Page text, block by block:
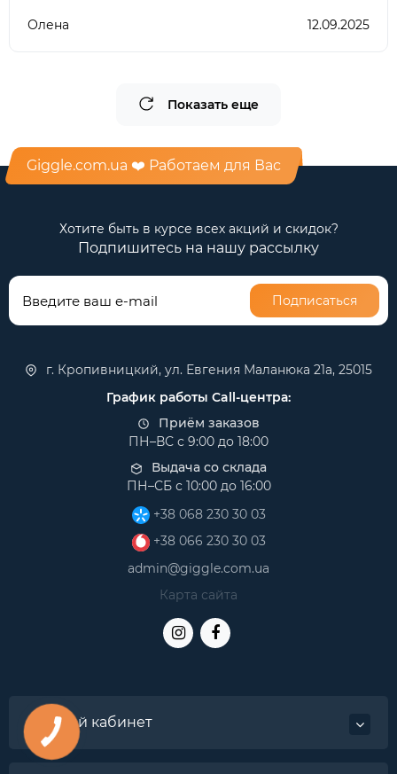
тепер шукати дану інформацію в
Олена 12.09.2025
Показать еще
Giggle.com.ua ❤️ Работаем для Вас
Хотите быть в курсе всех акций и скидок?
Подпишитесь на нашу рассылку
Подписаться
г. Кропивницкий, ул. Евгения Маланюка 21а, 25015
График работы Call-центра:
Приём заказов
ПН–ВС с 9:00 до 18:00
Выдача со склада
ПН–СБ с 10:00 до 16:00
+38 068 230 30 03
+38 066 230 30 03
admin@giggle.com.ua
Карта сайта
Личный кабинет